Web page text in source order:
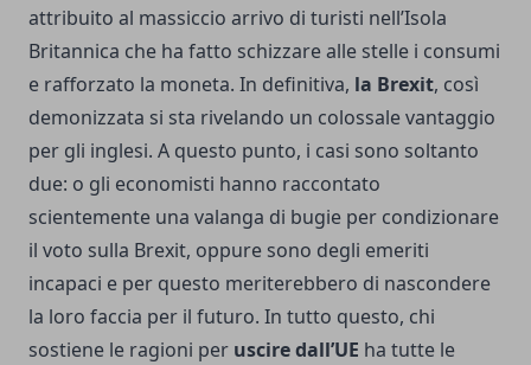
attribuito al massiccio arrivo di turisti nell’Isola
Britannica che ha fatto schizzare alle stelle i consumi
e rafforzato la moneta. In definitiva, la Brexit, così
demonizzata si sta rivelando un colossale vantaggio
per gli inglesi. A questo punto, i casi sono soltanto
due: o gli economisti hanno raccontato
scientemente una valanga di bugie per condizionare
il voto sulla Brexit, oppure sono degli emeriti
incapaci e per questo meriterebbero di nascondere
la loro faccia per il futuro. In tutto questo, chi
sostiene le ragioni per uscire dall’UE ha tutte le